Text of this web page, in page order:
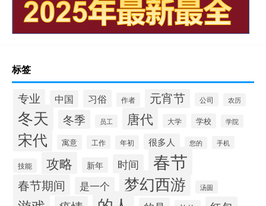
标签
专业 中国 习俗 作者 元宵节 公司 农历
冬天 冬季 员工 唐代 大学 学校 学院
宋代 寓意 工作 年初 很多人 您的 手机
技能 攻略 新年 时间 春节
春节期间 是一个 梦幻西游 汤圆